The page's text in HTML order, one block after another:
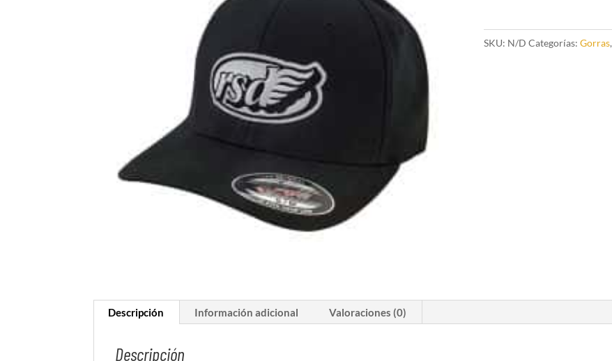
SKU: N/D Categorías: Gorras,
Descripción Información adicional Valoraciones (0)
Descripción